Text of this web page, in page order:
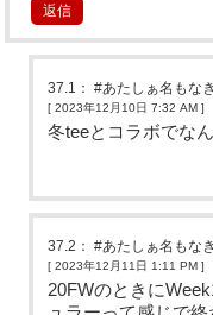
返信
37.1 ：#あたしぁ名もな
[ 2023年12月10日 7:32 AM ]
冬teeとコラボでな
37.2 ：#あたしぁ名もな
[ 2023年12月11日 1:11 PM ]
20FWのときに